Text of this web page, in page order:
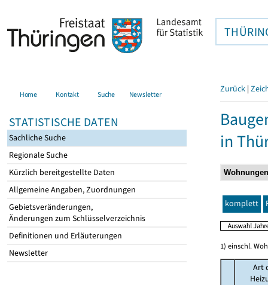
Home Kontakt Suche Newsletter
STATISTISCHE DATEN
Sachliche Suche
Regionale Suche
Kürzlich bereitgestellte Daten
Allgemeine Angaben, Zuordnungen
Gebietsveränderungen,
Änderungen zum Schlüsselverzeichnis
Definitionen und Erläuterungen
Newsletter
Zurück |
in
komplett
1) einschl.
Art